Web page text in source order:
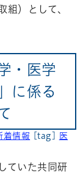
組）として、
・医学
に係る
着情報 [tag]
医
ていた共同研